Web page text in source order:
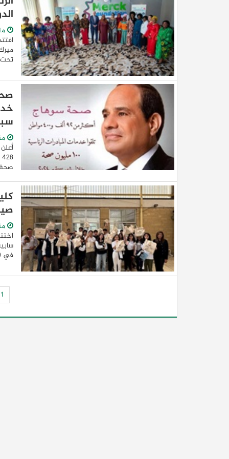
الدورة
تحت
صحة
في 29 يوليو 2024. واستقبل المخيم 30 طالباً من الصف التاسع إلى ...
1